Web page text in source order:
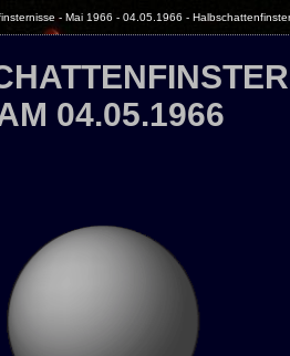
- Mai 1966 - 04.05.1966 -
04.05.1966